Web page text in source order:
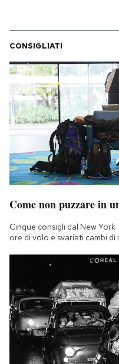
CONSIGLIATI
Come non puzzare in
Cinque consigli dal New York
ore di volo e svariati cambi di